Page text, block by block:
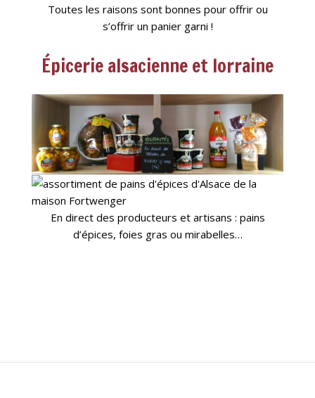
Toutes les raisons sont bonnes pour offrir ou
s’offrir un panier garni !
Épicerie alsacienne et lorraine
En direct des producteurs et artisans : pains
d’épices, foies gras ou mirabelles…